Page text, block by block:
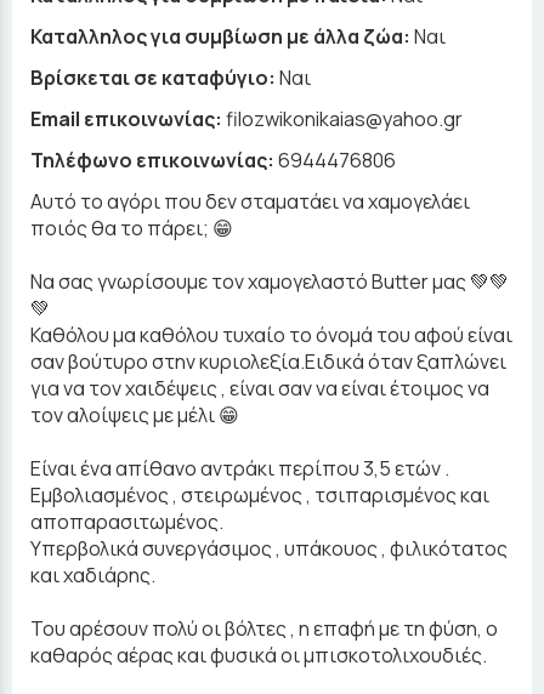
Καταλληλος για συμβίωση με άλλα ζώα: Ναι
Βρίσκεται σε καταφύγιο: Ναι
Email επικοινωνίας: filozwikonikaias@yahoo.gr
Τηλέφωνο επικοινωνίας: 6944476806
Αυτό το αγόρι που δεν σταματάει να χαμογελάει
ποιός θα το πάρει; 😁
Να σας γνωρίσουμε τον χαμογελαστό Butter μας 💚💚
💚
Καθόλου μα καθόλου τυχαίο το όνομά του αφού είναι
σαν βούτυρο στην κυριολεξία.Ειδικά όταν ξαπλώνει
για να τον χαιδέψεις , είναι σαν να είναι έτοιμος να
τον αλοίψεις με μέλι 😁
Είναι ένα απίθανο αντράκι περίπου 3,5 ετών .
Εμβολιασμένος , στειρωμένος , τσιπαρισμένος και
αποπαρασιτωμένος.
Υπερβολικά συνεργάσιμος , υπάκουος , φιλικότατος
και χαδιάρης.
Του αρέσουν πολύ οι βόλτες , η επαφή με τη φύση, ο
καθαρός αέρας και φυσικά οι μπισκοτολιχουδιές.